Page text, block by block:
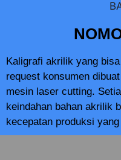
Kaligrafi akrilik yang
request konsumen
mesin laser cutting.
keindahan bahan akrilik
kecepatan produksi